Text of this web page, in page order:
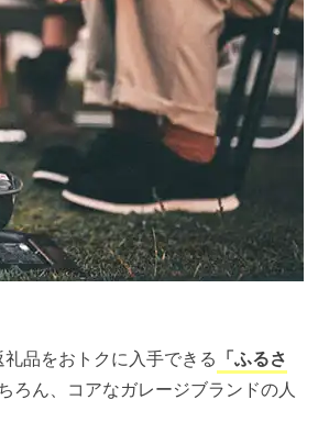
品をおトクに入手できる 「ふるさ
ろん、コアなガレージブランドの人